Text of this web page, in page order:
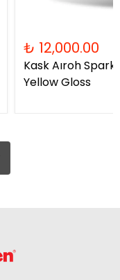
₺ 12,000.00
Kask Aıroh
Yellow Gloss